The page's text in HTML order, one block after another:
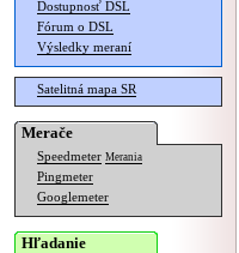
Dostupnosť DSL
Fórum o DSL
Výsledky meraní
Satelitná mapa SR
Merače
Speedmeter Merania
Pingmeter
Googlemeter
Hľadanie